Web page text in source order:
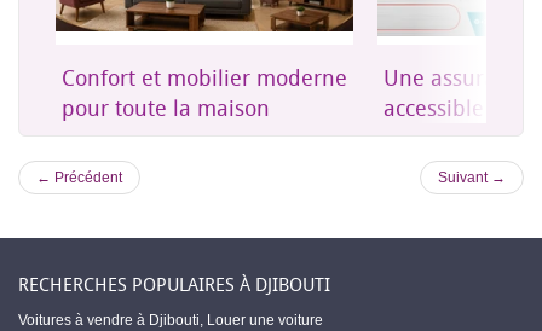
Confort et mobilier moderne
pour toute la maison
Une
accessible à
← Précédent Suivant →
RECHERCHES POPULAIRES À DJIBOUTI
Voitures à vendre à Djibouti, Louer une voiture